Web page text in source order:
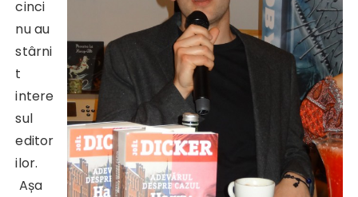
cinci
nu au
stârni
t
intere
sul
editor
ilor.
Așa